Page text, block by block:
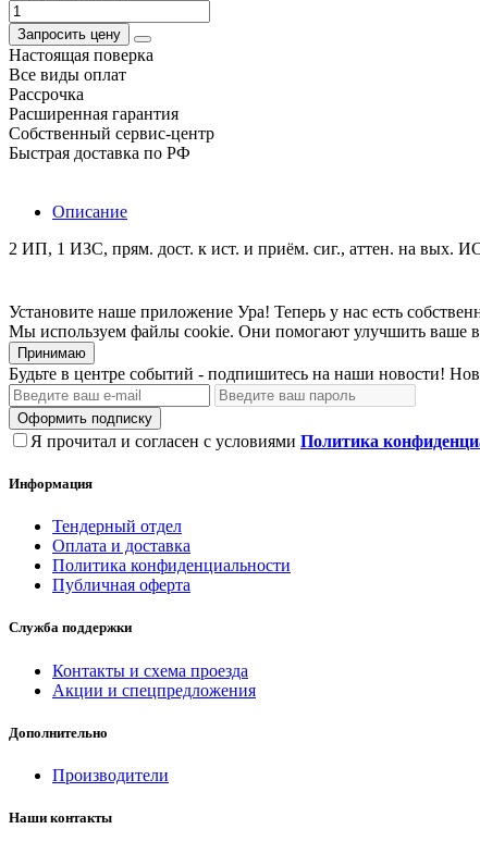
Запросить цену
Настоящая поверка
Все виды оплат
Рассрочка
Расширенная гарантия
Собственный сервис-центр
Быстрая доставка по РФ
Описание
2 ИП, 1 ИЗС, прям. дост. к ист. и приём. сиг., аттен. на вых.
Установите наше приложение Ура! Теперь у нас есть
Мы используем файлы cookie. Они помогают улучшить ваше
Принимаю
Будьте в центре событий - подпишитесь на наши новости!
Оформить подписку
Я прочитал и согласен с условиями Политика
Информация
Тендерный отдел
Оплата и доставка
Политика конфиденциальности
Публичная оферта
Служба поддержки
Контакты и схема проезда
Акции и спецпредложения
Дополнительно
Производители
Наши контакты